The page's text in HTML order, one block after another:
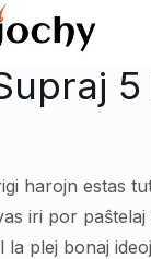
harojn estas
iri por
la plej bonaj